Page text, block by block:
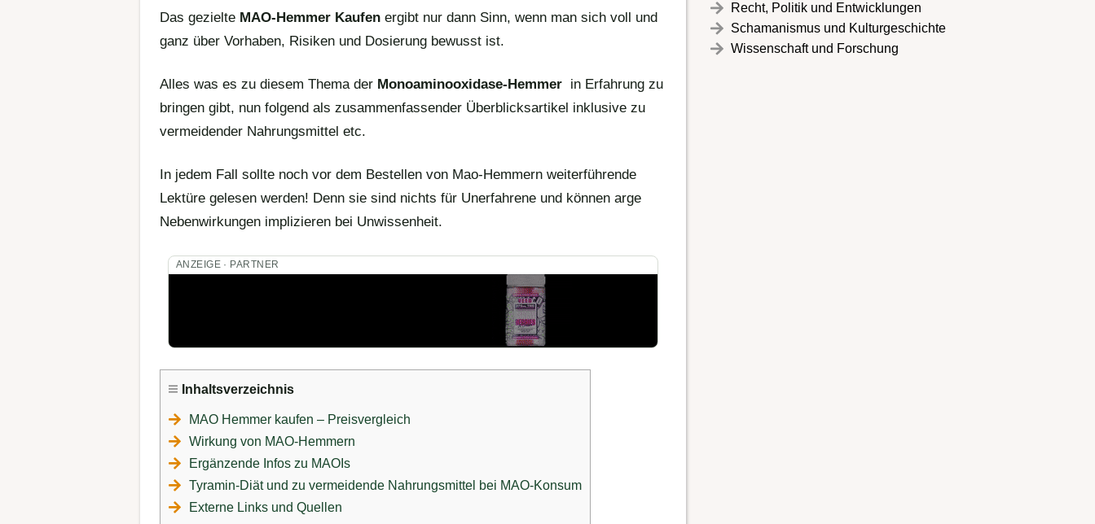
Das gezielte MAO-Hemmer Kaufen ergibt nur dann Sinn, wenn man sich voll und
ganz über Vorhaben, Risiken und Dosierung bewusst ist.
Alles was es zu diesem Thema der Monoaminooxidase-Hemmer in Erfahrung zu
bringen gibt, nun folgend als zusammenfassender Überblicksartikel inklusive zu
vermeidender Nahrungsmittel etc.
In jedem Fall sollte noch vor dem Bestellen von Mao-Hemmern weiterführende
Lektüre gelesen werden! Denn sie sind nichts für Unerfahrene und können arge
Nebenwirkungen implizieren bei Unwissenheit.
ANZEIGE · PARTNER
Inhaltsverzeichnis
MAO Hemmer kaufen – Preisvergleich
Wirkung von MAO-Hemmern
Ergänzende Infos zu MAOIs
Tyramin-Diät und zu vermeidende Nahrungsmittel bei MAO-Konsum
Externe Links und Quellen
Recht, Politik und Entwicklungen
Schamanismus und Kulturgeschichte
Wissenschaft und Forschung